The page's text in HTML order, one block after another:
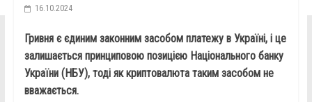
16.10.2024
Гривня є єдиним законним засобом платежу в Україні, і це
залишається принциповою позицією Національного банку
України (НБУ), тоді як криптовалюта таким засобом не
вважається.